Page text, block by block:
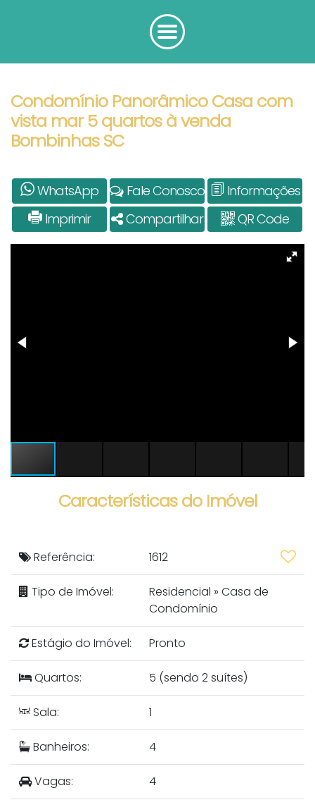
Condomínio Panorâmico Casa com
vista mar 5 quartos à venda
Bombinhas SC
WhatsApp Fale Conosco
Informações
Imprimir
Compartilhar QR Code
Características do Imóvel
Referência: 1612
Tipo de Imóvel: Residencial » Casa de
Condomínio
Estágio do Imóvel: Pronto
Quartos: 5 (sendo 2 suítes)
Sala: 1
Banheiros: 4
Vagas: 4